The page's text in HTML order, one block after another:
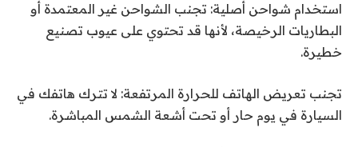
استخدام شواحن أصلية: تجنب الشواحن غير المعتمدة أو
البطاريات الرخيصة، لأنها قد تحتوي على عيوب تصنيع
خطيرة.
تجنب تعريض الهاتف للحرارة المرتفعة: لا تترك هاتفك في
السيارة في يوم حار أو تحت أشعة الشمس المباشرة.